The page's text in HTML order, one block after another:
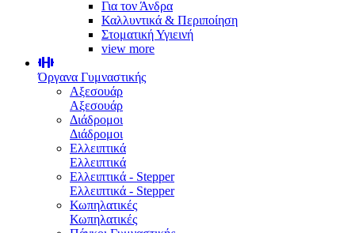
Για τον Άνδρα
Καλλυντικά & Περιποίηση
Στοματική Υγιεινή
view more
Όργανα Γυμναστικής
Αξεσουάρ
Αξεσουάρ
Διάδρομοι
Διάδρομοι
Ελλειπτικά
Ελλειπτικά
Ελλειπτικά - Stepper
Ελλειπτικά - Stepper
Κωπηλατικές
Κωπηλατικές